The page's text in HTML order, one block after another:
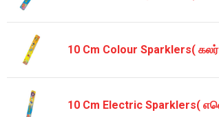
10 Cm Colour Sparklers(
10 Cm Electric Sparklers(